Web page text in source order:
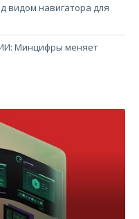
видом навигатора для
Минцифры меняет